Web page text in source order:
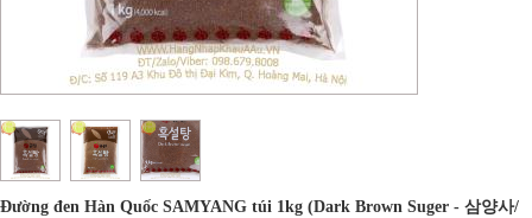
Đường đen Hàn Quốc SAMYANG túi 1kg (Dark Brown Suger - 삼양사/